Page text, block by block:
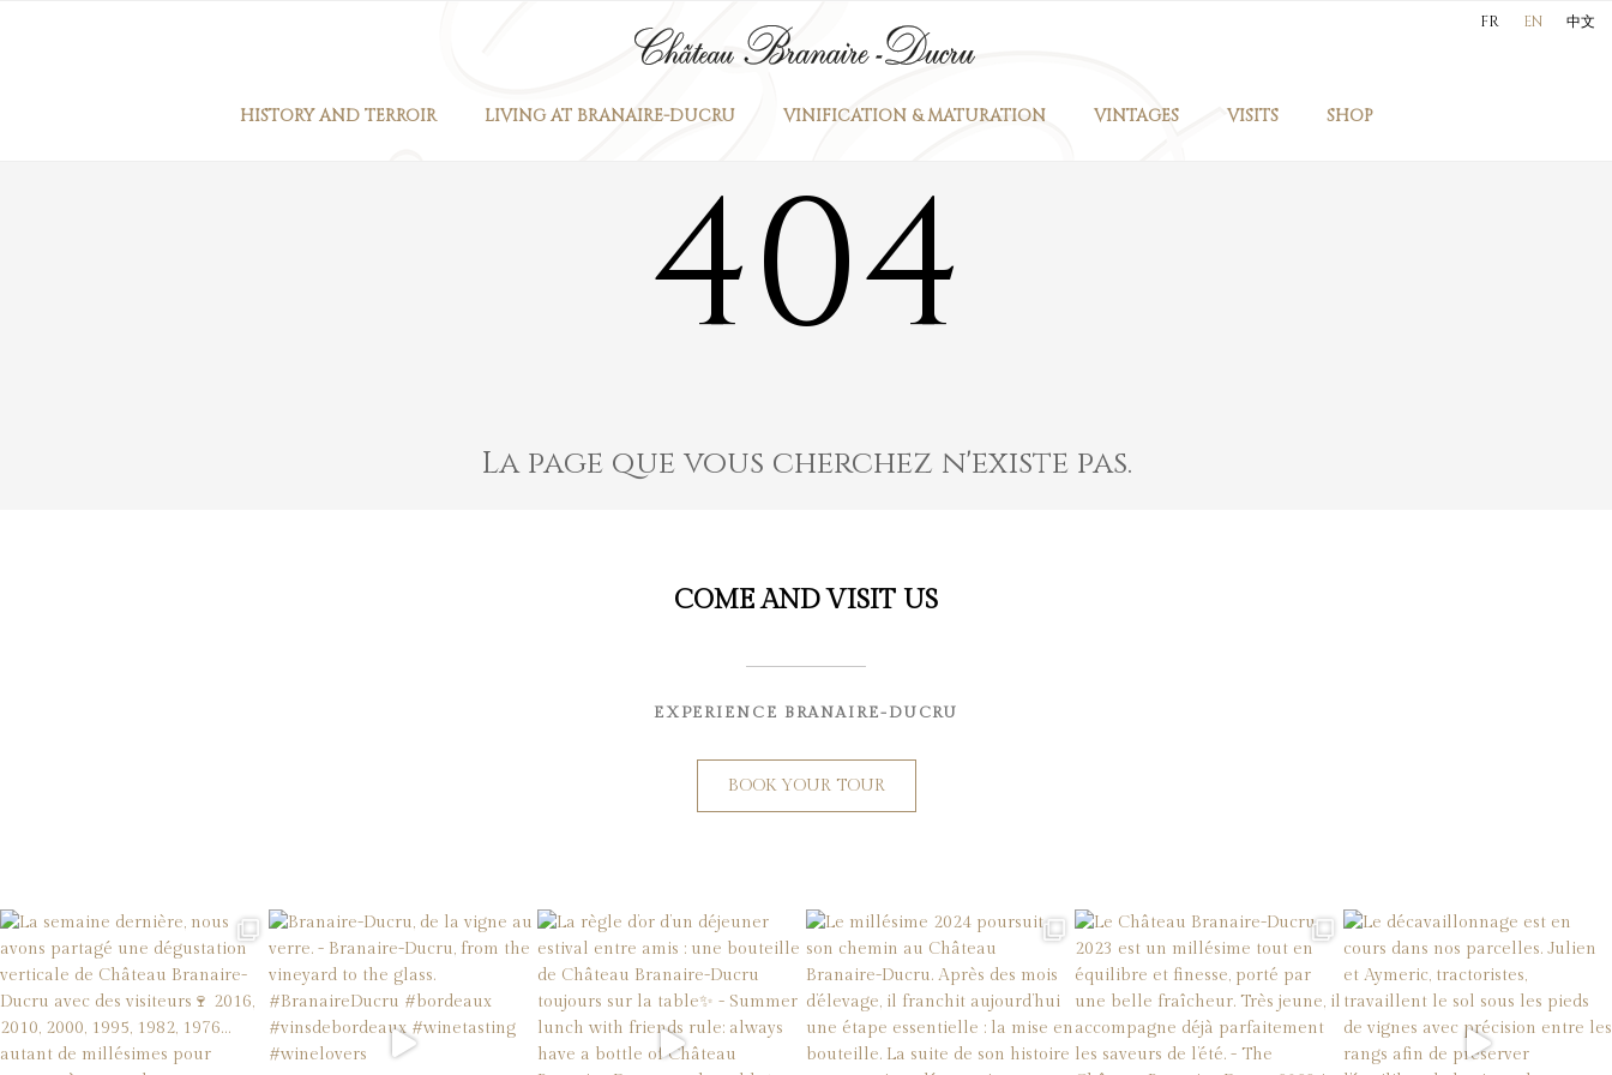
FR EN 中文
HISTORY AND TERROIR LIVING AT BRANAIRE-DUCRU VINIFICATION & MATURATION VINTAGES VISITS SHOP
404
La page que vous cherchez n'existe pas.
COME AND VISIT US
EXPERIENCE BRANAIRE-DUCRU
BOOK YOUR TOUR